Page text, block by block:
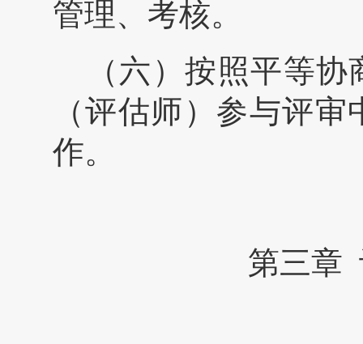
管理、考核。
（六）按照平等
（评估师）参与评
作。
第三章